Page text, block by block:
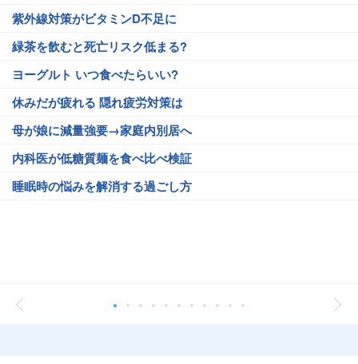
紫外線対策がビタミンD不足に
緑茶を飲むと死亡リスク低まる?
ヨーグルト いつ食べたらいい?
休みだが疲れる 隠れ疲労対策は
母が娘に減量強要→家庭内別居へ
内科医が低糖質麺を食べ比べ検証
睡眠時の悩みを解消する過ごし方